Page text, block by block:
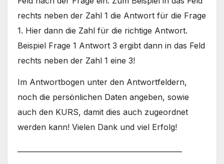
rechts neben der Zahl 1 die Antwort für die Frage
1. Hier dann die Zahl für die richtige Antwort.
Beispiel Frage 1 Antwort 3 ergibt dann in das Feld
rechts neben der Zahl 1 eine 3!
Im Antwortbogen unter den Antwortfeldern,
noch die persönlichen Daten angeben, sowie
auch den KURS, damit dies auch zugeordnet
werden kann! Vielen Dank und viel Erfolg!